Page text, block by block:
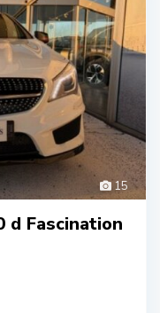
15
d Fascination